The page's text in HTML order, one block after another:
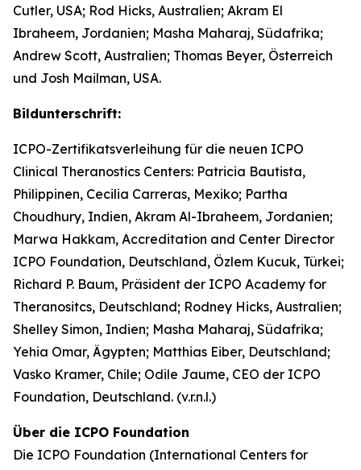
Cutler, USA; Rod Hicks, Australien; Akram El
Ibraheem, Jordanien; Masha Maharaj, Südafrika;
Andrew Scott, Australien; Thomas Beyer, Österreich
und Josh Mailman, USA.
Bildunterschrift:
ICPO-Zertifikatsverleihung für die neuen ICPO
Clinical Theranostics Centers: Patricia Bautista,
Philippinen, Cecilia Carreras, Mexiko; Partha
Choudhury, Indien, Akram Al-Ibraheem, Jordanien;
Marwa Hakkam, Accreditation and Center Director
ICPO Foundation, Deutschland, Özlem Kucuk, Türkei;
Richard P. Baum, Präsident der ICPO Academy for
Theranositcs, Deutschland; Rodney Hicks, Australien;
Shelley Simon, Indien; Masha Maharaj, Südafrika;
Yehia Omar, Ägypten; Matthias Eiber, Deutschland;
Vasko Kramer, Chile; Odile Jaume, CEO der ICPO
Foundation, Deutschland. (v.r.n.l.)
Über die ICPO Foundation
Die ICPO Foundation (International Centers for